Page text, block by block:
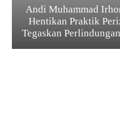
Andi Muhammad
Hentikan Praktik
Tegaskan